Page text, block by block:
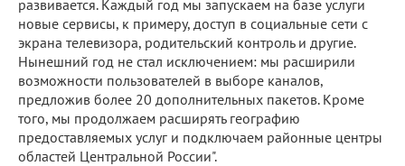
развивается. Каждый год мы запускаем на базе услуги
новые сервисы, к примеру, доступ в социальные сети с
экрана телевизора, родительский контроль и другие.
Нынешний год не стал исключением: мы расширили
возможности пользователей в выборе каналов,
предложив более 20 дополнительных пакетов. Кроме
того, мы продолжаем расширять географию
предоставляемых услуг и подключаем районные центры
областей Центральной России".